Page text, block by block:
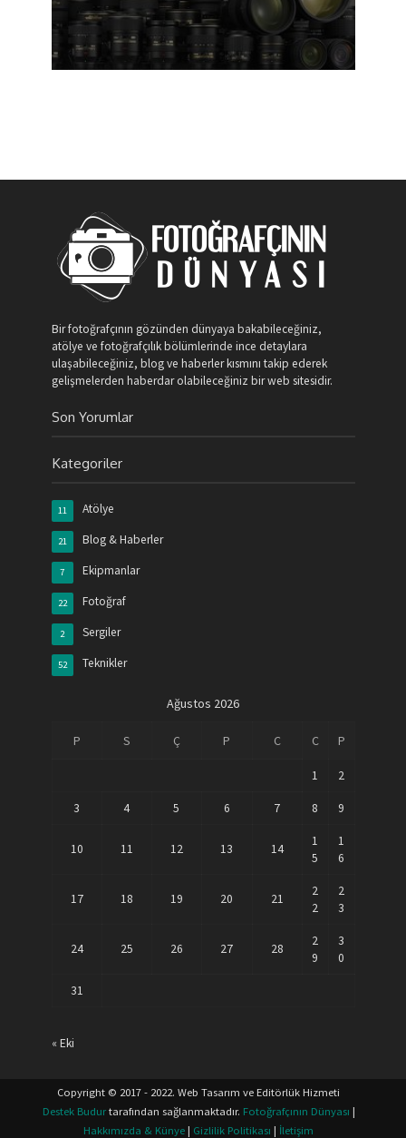
Bir fotoğrafçının gözünden dünyaya bakabileceğiniz,
atölye ve fotoğrafçılık bölümlerinde ince detaylara
ulaşabileceğiniz, blog ve haberler kısmını takip ederek
gelişmelerden haberdar olabileceğiniz bir web sitesidir.
Son Yorumlar
Kategoriler
Atölye
11
Blog & Haberler
21
Ekipmanlar
7
Fotoğraf
22
Sergiler
2
Teknikler
52
Ağustos 2026
P S Ç P C C P
1 2
3 4 5 6 7 8 9
10 11 12 13 14
1
5
1
6
17 18 19 20 21
2
2
2
3
24 25 26 27 28
2
9
3
0
31
« Eki
Copyright © 2017 - 2022. Web Tasarım ve Editörlük Hizmeti
Destek Budurtarafından sağlanmaktadır. Fotoğrafçının Dünyası |
Hakkımızda & Künye | Gizlilik Politikası | İletişim